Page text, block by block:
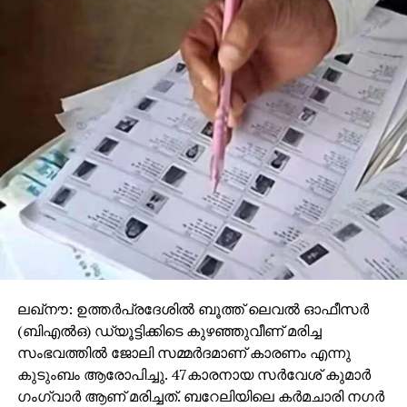
സംസ്ഥാനത്തിന്റെ മുഖ്യമന്ത്രിയാണ്. എന്നാല്‍
ആളുകളെ നേരിട്ടു ബാധിക്കുന്ന വിഷയങ്ങള്‍
ഉയര്‍ന്നുവരുമ്പോള്‍ ഒരു പ്രതികരണം നല്‍കുന്നതിന്
പോലും അദ്ദേഹം കാണിക്കുന്ന വിമുഖത വോട്ടു നല്‍കി
അധികാരത്തിലെത്തിച്ച ജനങ്ങളോടുള്ള
വെല്ലുവിളിയായി മാത്രമേ കാണാന്‍ കഴിയൂ.
ഷുഹൈബ് വധക്കേസ് പൊലീസ് കൈകാര്യം
ചെയ്യുന്ന രീതി തുടക്കത്തിലേ വിമര്‍ശനങ്ങള്‍
ക്ഷണിച്ചുവരുത്തുന്നതാണ്. കൃത്യം നടന്നതറിഞ്ഞ
ഉടനെ പ്രതികളെ വലയിലാക്കാനുള്ള ചടുലമായ
നീക്കങ്ങളില്ലാതെ പോയത് കേസന്വേഷണത്തെ
സാരമായി ബാധിച്ചിട്ടുണ്ട്. മുമ്പ് ഇതേ രീതിയിലുള്ള പല
കേസുകളിലും പൊലീസ് നടത്തിയ ദ്രുതഗതിയിലുള്ള
അതുവഴി കേസന്വേഷണം ശരിയായ രീതിയില്‍
മുന്നോട്ടുകൊണ്ടുപോവാനും സാധിച്ചിരുന്നു.
മാത്രമല്ല കൊല്ലപ്പെട്ട ഷുഹൈബിന്റെ കുടുംബത്തെ
സന്ദര്‍ശിച്ച് വിവരങ്ങള്‍ ശേഖരിക്കുന്നതിലും പൊലീസ്
ലഖ്‌നൗ: ഉത്തര്‍പ്രദേശില്‍ ബൂത്ത് ലെവല്‍ ഓഫീസര്‍
(ബിഎല്‍ഒ) ഡ്യൂട്ടിക്കിടെ കുഴഞ്ഞുവീണ് മരിച്ച
സംഭവത്തില്‍ ജോലി സമ്മര്‍ദമാണ് കാരണം എന്നു
കുടുംബം ആരോപിച്ചു. 47കാരനായ സര്‍വേശ് കുമാര്‍
ഗംഗ്വാര്‍ ആണ് മരിച്ചത്. ബറേലിയിലെ കര്‍മചാരി നഗര്‍